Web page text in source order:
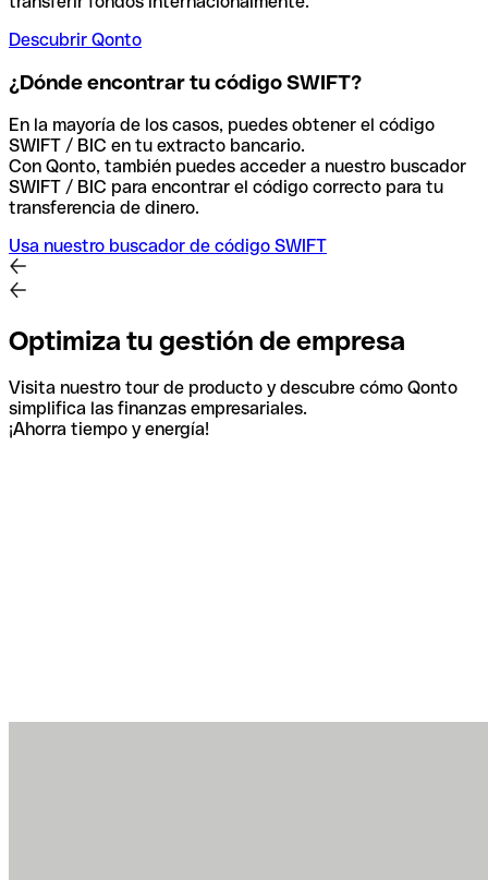
Descubrir Qonto
¿Dónde encontrar tu código SWIFT?
En la mayoría de los casos, puedes obtener el código
SWIFT / BIC en tu extracto bancario.
Con Qonto, también puedes acceder a nuestro buscador
SWIFT / BIC para encontrar el código correcto para tu
transferencia de dinero.
Usa nuestro buscador de código SWIFT
Optimiza tu gestión de empresa
Visita nuestro tour de producto y descubre cómo Qonto
simplifica las finanzas empresariales.
¡Ahorra tiempo y energía!